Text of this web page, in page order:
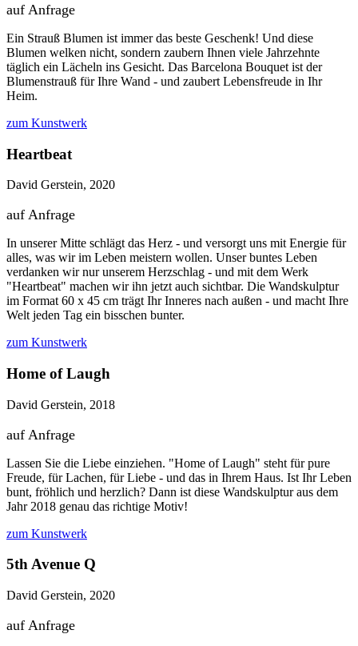
auf Anfrage
Ein Strauß Blumen ist immer das beste Geschenk! Und diese
Blumen welken nicht, sondern zaubern Ihnen viele Jahrzehnte
täglich ein Lächeln ins Gesicht. Das Barcelona Bouquet ist der
Blumenstrauß für Ihre Wand - und zaubert Lebensfreude in Ihr
Heim.
zum Kunstwerk
Heartbeat
David Gerstein, 2020
auf Anfrage
In unserer Mitte schlägt das Herz - und versorgt uns mit Energie für
alles, was wir im Leben meistern wollen. Unser buntes Leben
verdanken wir nur unserem Herzschlag - und mit dem Werk
"Heartbeat" machen wir ihn jetzt auch sichtbar. Die Wandskulptur
im Format 60 x 45 cm trägt Ihr Inneres nach außen - und macht Ihre
Welt jeden Tag ein bisschen bunter.
zum Kunstwerk
Home of Laugh
David Gerstein, 2018
auf Anfrage
Lassen Sie die Liebe einziehen. "Home of Laugh" steht für pure
Freude, für Lachen, für Liebe - und das in Ihrem Haus. Ist Ihr Leben
bunt, fröhlich und herzlich? Dann ist diese Wandskulptur aus dem
Jahr 2018 genau das richtige Motiv!
zum Kunstwerk
5th Avenue Q
David Gerstein, 2020
auf Anfrage